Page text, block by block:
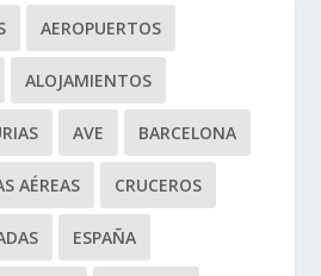
AEROPUERTOS
ALOJAMIENTOS
AVE BARCELONA
AÉREAS CRUCEROS
ESPAÑA